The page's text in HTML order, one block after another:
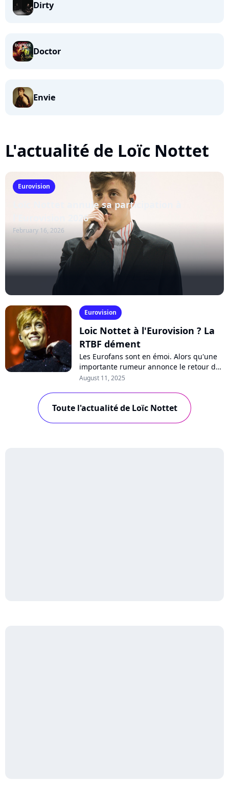
Dirty
Doctor
Envie
L'actualité de Loïc Nottet
Eurovision
Loïc Nottet annule sa participation à
l'Eurovision 2026
February 16, 2026
Eurovision
Loic Nottet à l'Eurovision ? La
RTBF dément
Les Eurofans sont en émoi. Alors qu'une
importante rumeur annonce le retour de
Loïc Nottet dans la compétition pour
August 11, 2025
Toute l'actualité de Loïc Nottet